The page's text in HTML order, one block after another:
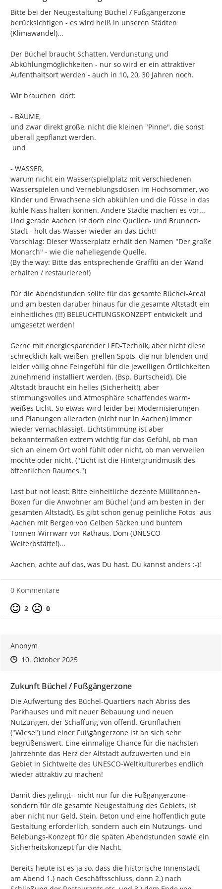
Bitte bei der Neugestaltung Büchel / Fußgängerzone
berücksichtigen - es wird heiß in unseren Städten
(Klimawandel)...
Der Büchel braucht Schatten, Verdunstung und
Abkühlungmöglichkeiten - nur so wird er ein attraktiver
Aufenthaltsort werden - auch in 10, 20, 30 Jahren noch.
Wir brauchen  dort:
- BÄUME,
und zwar direkt große, nicht die kleinen "Pinne", die sonst
überall gepflanzt werden.
- WASSER,
warum nicht ein Wasser(spiel)platz mit verschiedenen
Wasserspielen und Verneblungsdüsen im Hochsommer, wo
Kinder und Erwachsene sich abkühlen und die Füsse in das
kühle Nass halten können. Andere Städte machen es vor...
Und gerade Aachen ist doch eine Quellen- und Brunnen-
Stadt - holt das Wasser wieder an das Licht!
Vorschlag: Dieser Wasserplatz erhält den Namen "Der große
Monarch" - wie die naheliegende Quelle.
(By the way: Bitte das entsprechende Graffiti an der Wand
erhalten / restaurieren!)
Für die Abendstunden sollte für das gesamte Büchel-Areal
und am besten darüber hinaus für die gesamte Altstadt ein
einheitliches (!!!) BELEUCHTUNGSKONZEPT entwickelt und
umgesetzt werden!
Gerne mit energiesparender LED-Technik, aber nicht diese
schrecklich kalt-weißen, grellen Spots, die nur blenden und
leider völlig ohne Feingefühl für die jeweiligen Örtlichkeiten
zunehmend installiert werden. (Bsp. Burtscheid). Die
Altstadt braucht ein helles (Sicherheit!), aber
stimmungsvolles und Atmosphäre schaffendes warm-
weißes Licht. So etwas wird leider bei Modernisierungen
und Planungen allerorten (nicht nur in Aachen) immer
wieder vernachlässigt. Lichtstimmung ist aber
bekanntermaßen extrem wichtig für das Gefühl, ob man
sich an einem Ort wohl fühlt oder nicht, ob man verweilen
möchte oder nicht. ("Licht ist die Hintergrundmusik des
öffentlichen Raumes.")
Last but not least: Bitte einheitliche dezente Mülltonnen-
Boxen für die Anwohner am Büchel (und am besten in der
gesamten Altstadt). Es gibt schon genug peinliche Fotos  aus
Aachen mit Bergen von Gelben Säcken und buntem
Tonnen-Wirrwarr vor Rathaus, Dom (UNESCO-
Welterbstätte!)...
Aachen, achte auf das, was Du hast. Du kannst anders :-)!
0 Kommentare
Positive Bewertung
2 Negative Bewertung
0
Anonym
Zeitpunkt des Erstellens
Zeitpunkt des Erstellens
10. Oktober 2025Zur Äußerung
Zukunft Büchel / Fußgängerzone
Die Aufwertung des Büchel-Quartiers nach Abriss des
Parkhauses und mit neuer Bebauung und neuen
Nutzungen, der Schaffung von öffentl. Grünflächen
("Wiese") und einer Fußgängerzone ist an sich sehr
begrüßenswert. Eine einmalige Chance für die nächsten
Jahrzehnte das Herz der Altstadt aufzuwerten und ein
Gebiet in Sichtweite des UNESCO-Weltkulturerbes endlich
wieder attraktiv zu machen!
Damit dies gelingt - nicht nur für die Fußgängerzone -
sondern für die gesamte Neugestaltung des Gebiets, ist
aber nicht nur Geld, Stein, Beton und eine hoffentlich gute
Gestaltung erforderlich, sondern auch ein Nutzungs- und
Belebungs-Konzept für die späten Abendstunden sowie ein
Sicherheitskonzept für die Nacht.
Bereits heute ist es ja so, dass die historische Innenstadt
am Abend 1.) nach Geschäftsschluss, dann 2.) nach